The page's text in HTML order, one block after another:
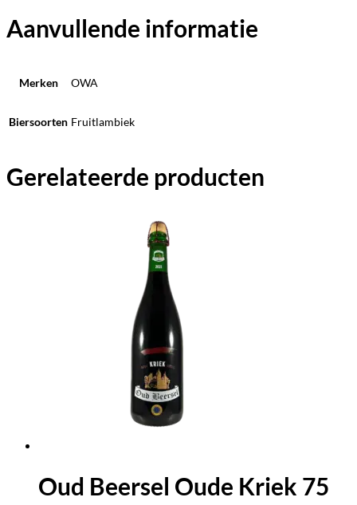
Aanvullende informatie
Merken OWA
Biersoorten Fruitlambiek
Gerelateerde producten
Oud Beersel Oude Kriek 75